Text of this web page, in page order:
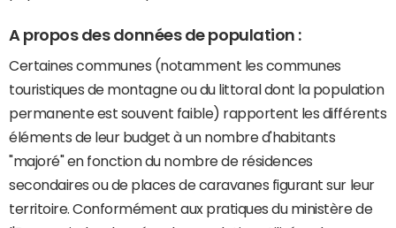
A propos des données de population :
Certaines communes (notamment les communes
touristiques de montagne ou du littoral dont la population
permanente est souvent faible) rapportent les différents
éléments de leur budget à un nombre d'habitants
"majoré" en fonction du nombre de résidences
secondaires ou de places de caravanes figurant sur leur
territoire. Conformément aux pratiques du ministère de